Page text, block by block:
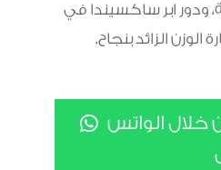
ودور ابر ساكسيندا في
الزائد بنجاح.
خلال الواتس